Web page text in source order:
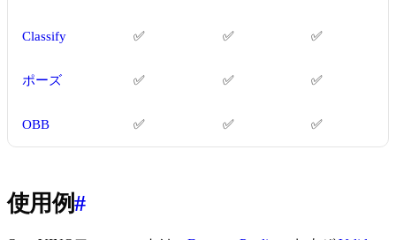
Classify ✅ ✅ ✅
ポーズ ✅ ✅ ✅
OBB ✅ ✅ ✅
使用例#